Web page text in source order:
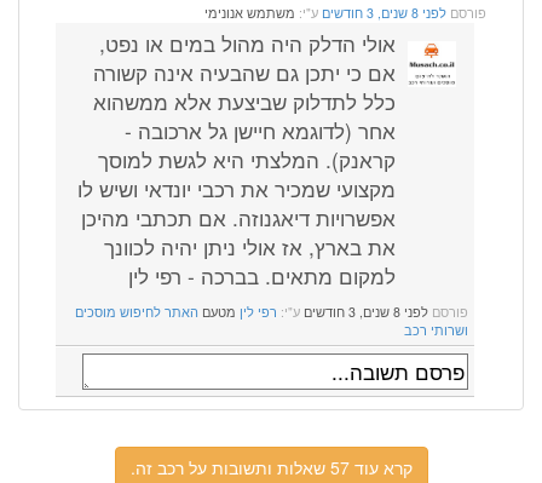
פורסם לפני 8 שנים, 3 חודשים ע"י: משתמש אנונימי
אולי הדלק היה מהול במים או נפט,
אם כי יתכן גם שהבעיה אינה קשורה
כלל לתדלוק שביצעת אלא ממשהוא
אחר (לדוגמא חיישן גל ארכובה -
קראנק). המלצתי היא לגשת למוסך
מקצועי שמכיר את רכבי יונדאי ושיש לו
אפשרויות דיאגנוזה. אם תכתבי מהיכן
את בארץ, אז אולי ניתן יהיה לכוונך
למקום מתאים. בברכה - רפי לין
פורסם לפני 8 שנים, 3 חודשים ע"י: רפי לין מטעם האתר לחיפוש מוסכים
ושרותי רכב
קרא עוד 57 שאלות ותשובות על רכב זה.